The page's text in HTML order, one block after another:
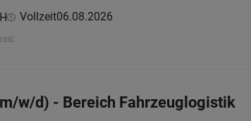
Vollzeit06.08.2026
w/d) - Bereich Fahrzeuglogistik